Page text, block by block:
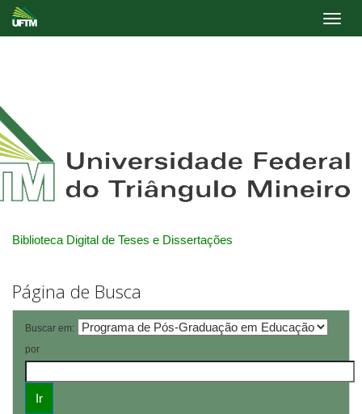
Biblioteca Digital de Teses e Dissertações
Página de Busca
Buscar em:
por